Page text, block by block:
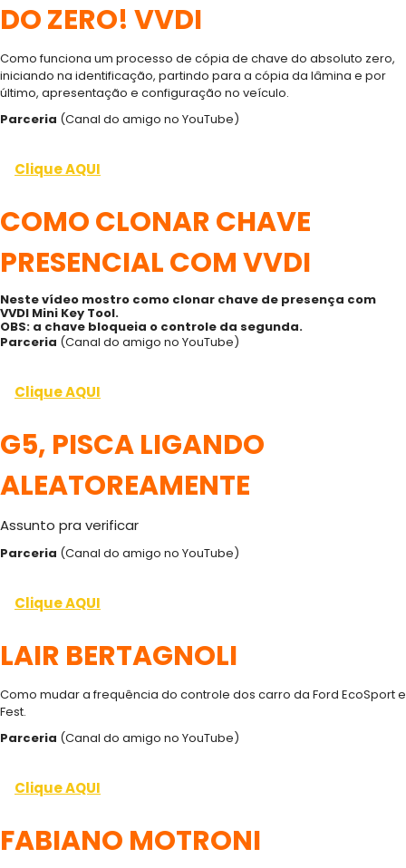
DO ZERO! VVDI
Como funciona um processo de cópia de chave do absoluto zero,
iniciando na identificação, partindo para a cópia da lâmina e por
último, apresentação e configuração no veículo.
Parceria (Canal do amigo no YouTube)
Clique AQUI
COMO CLONAR CHAVE
PRESENCIAL COM VVDI
Neste vídeo mostro como clonar chave de presença com
VVDI Mini Key Tool.
OBS: a chave bloqueia o controle da segunda.
Parceria (Canal do amigo no YouTube)
Clique AQUI
G5, PISCA LIGANDO
ALEATOREAMENTE
Assunto pra verificar
Parceria (Canal do amigo no YouTube)
Clique AQUI
LAIR BERTAGNOLI
Como mudar a frequência do controle dos carro da Ford EcoSport e
Fest.
Parceria (Canal do amigo no YouTube)
Clique AQUI
FABIANO MOTRONI